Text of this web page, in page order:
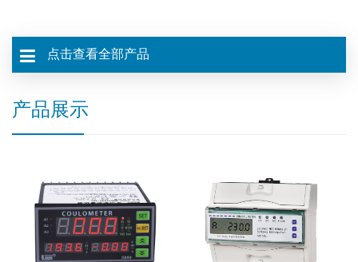
点击查看全部产品
产品展示